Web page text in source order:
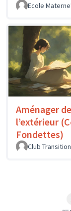
Ecole
Aménager
l’extérieur
Fondettes)
Club